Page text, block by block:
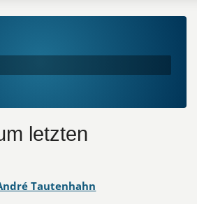
letzten
Tautenhahn